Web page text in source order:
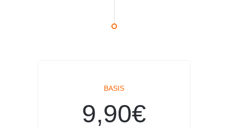
BASIS
9,90€